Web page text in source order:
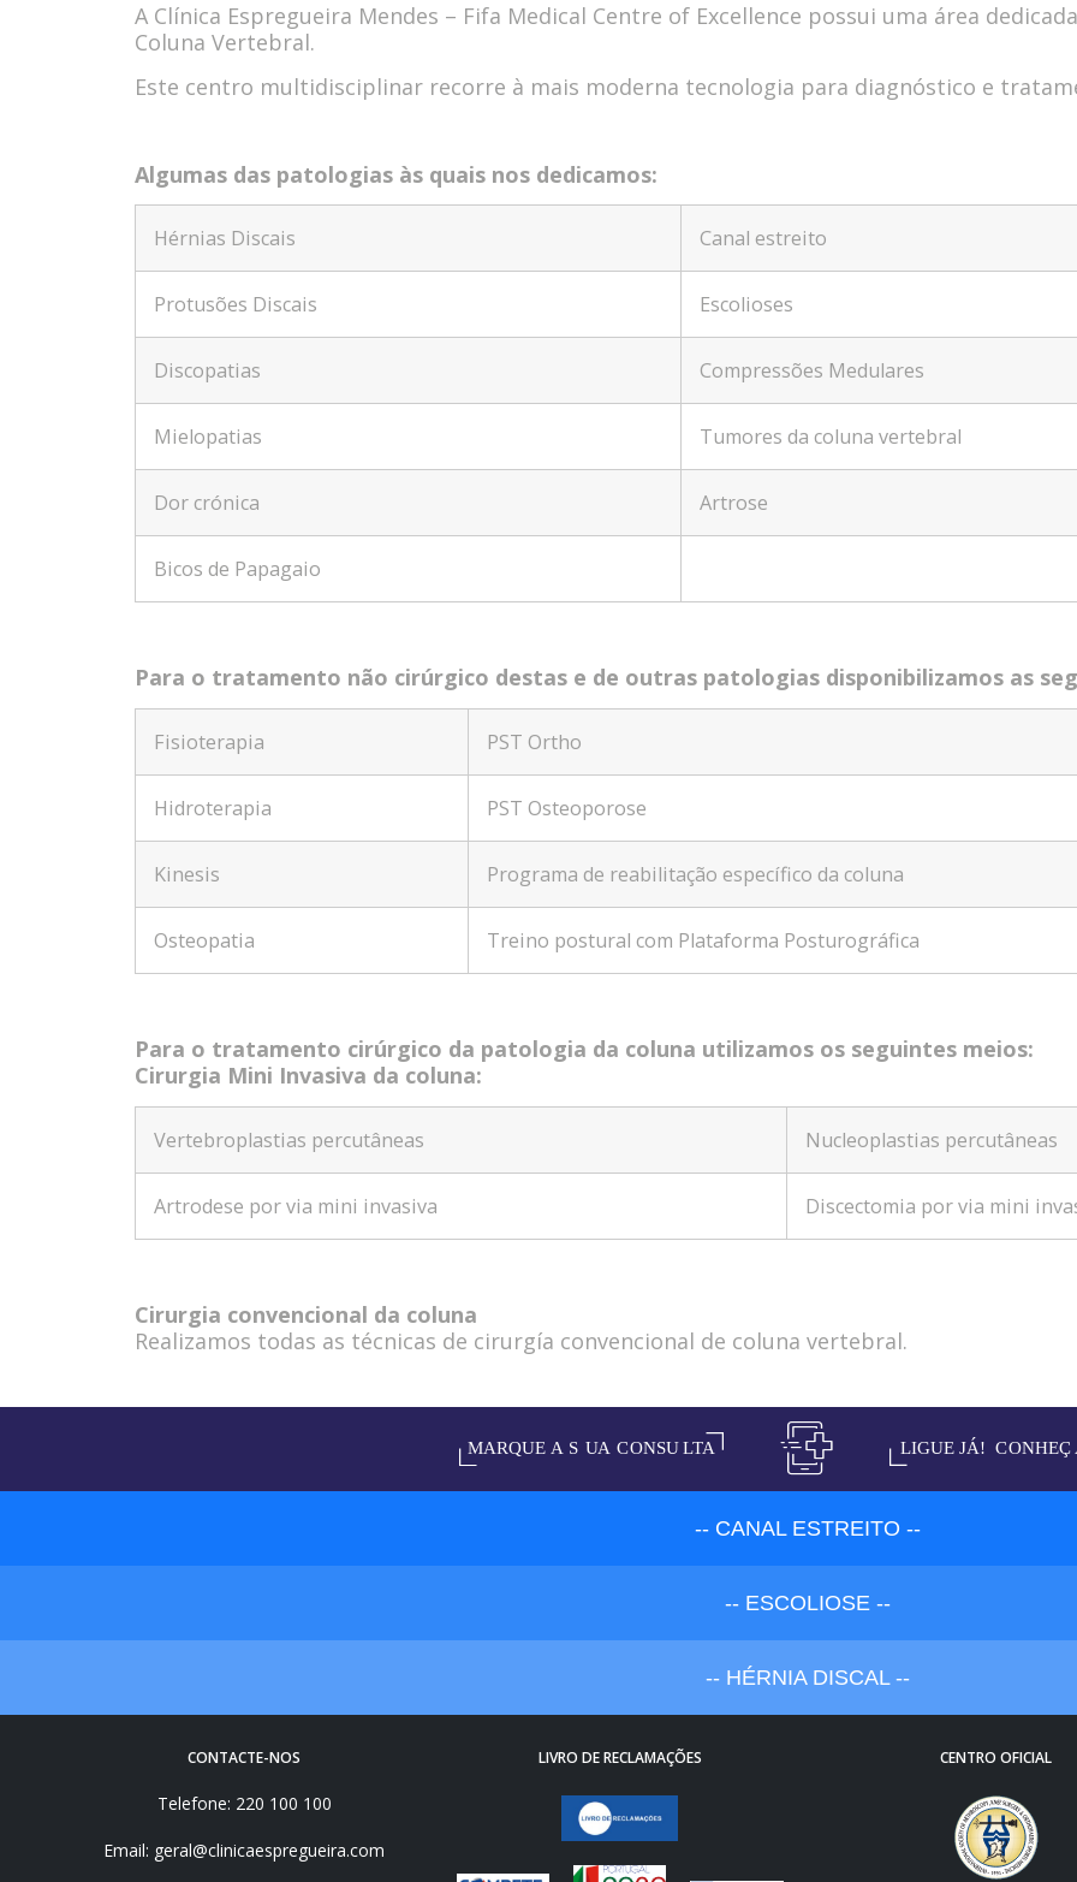
A Clínica Espregueira Mendes – Fifa Medical Centre of Excellence possui uma área
Coluna Vertebral.
Este centro multidisciplinar recorre à mais moderna tecnologia para diagnóstico e
Algumas das patologias às quais nos dedicamos:
Hérnias Discais Canal estreito
Protusões Discais Escolioses
Discopatias Compressões Medulares
Mielopatias Tumores da coluna vertebral
Dor crónica Artrose
Bicos de Papagaio
Para o tratamento não cirúrgico destas e de outras patologias disponibilizamos as
Fisioterapia PST Ortho
Hidroterapia PST Osteoporose
Kinesis Programa de reabilitação específico da coluna
Osteopatia Treino postural com Plataforma Posturográfica
Para o tratamento cirúrgico da patologia da coluna utilizamos os seguintes meios:
Cirurgia Mini Invasiva da coluna:
Vertebroplastias percutâneas Nucleoplastias percutâneas
Artrodese por via mini invasiva Discectomia por via mini
Cirurgia convencional da coluna
Realizamos todas as técnicas de cirurgía convencional de coluna vertebral.
-- CANAL ESTREITO --
-- ESCOLIOSE --
-- HÉRNIA DISCAL --
CONTACTE-NOS
Telefone: 220 100 100
Email: geral@clinicaespregueira.com
LIVRO DE RECLAMAÇÕES CENTRO OFICIAL